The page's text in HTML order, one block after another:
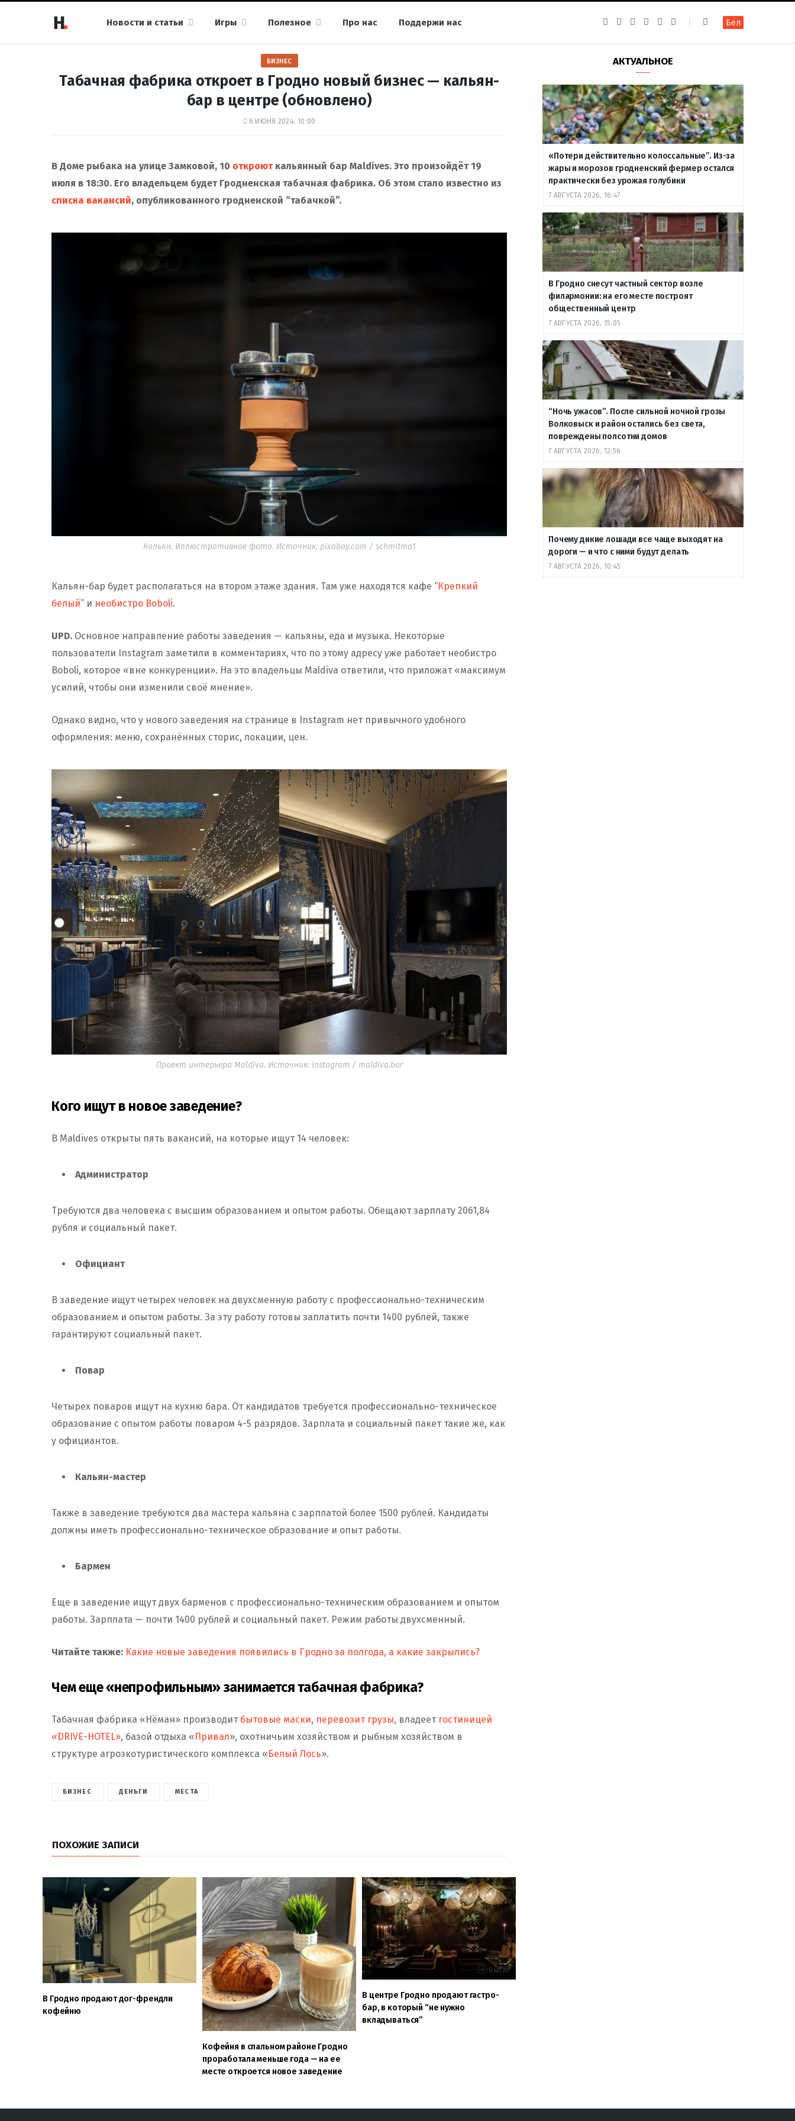
Новости и статьи Игры Полезное Про нас Поддержи нас
k
a
g
a
m
g
r
a
m
u
b
т
е
Бел
БИЗНЕС
Табачная фабрика откроет в Гродно новый бизнес — кальян-
бар в центре (обновлено)
6 ИЮНЯ 2024, 10:00
В Доме рыбака на улице Замковой, 10 откроюткальянный бар Maldives. Это произойдёт 19
июля в 18:30. Его владельцем будет Гродненская табачная фабрика. Об этом стало известно из
списка вакансий, опубликованного гродненской “табачкой”.
Кальян. Иллюстративное фото. Источник: pixabay.com / schmitma1
Кальян-бар будет располагаться на втором этаже здания. Там уже находятся кафе “Крепкий
белый” и необистро Boboli.
UPD. Основное направление работы заведения — кальяны, еда и музыка. Некоторые
пользователи Instagram заметили в комментариях, что по этому адресу уже работает необиcтро
Boboli, которое «вне конкуренции». На это владельцы Maldiva ответили, что приложат «максимум
усилий, чтобы они изменили своё мнение».
Однако видно, что у нового заведения на странице в Instagram нет привычного удобного
оформления: меню, сохранённых сторис, локации, цен.
Проект интерьера Maldiva. Источник: Instagram / maldiva.bar
Кого ищут в новое заведение?
В Maldives открыты пять вакансий, на которые ищут 14 человек:
Администратор
Требуются два человека с высшим образованием и опытом работы. Обещают зарплату 2061,84
рубля и социальный пакет.
Официант
В заведение ищут четырех человек на двухсменную работу с профессионально-техническим
образованием и опытом работы. За эту работу готовы заплатить почти 1400 рублей, также
гарантируют социальный пакет.
Повар
Четырех поваров ищут на кухню бара. От кандидатов требуется профессионально-техническое
образование с опытом работы поваром 4-5 разрядов. Зарплата и социальный пакет такие же, как
у официантов.
Кальян-мастер
Также в заведение требуются два мастера кальяна с зарплатой более 1500 рублей. Кандидаты
должны иметь профессионально-техническое образование и опыт работы.
Бармен
Еще в заведение ищут двух барменов с профессионально-техническим образованием и опытом
работы. Зарплата — почти 1400 рублей и социальный пакет. Режим работы двухсменный.
Читайте также: Какие новые заведения появились в Гродно за полгода, а какие закрылись?
Чем еще «непрофильным» занимается табачная фабрика?
Табачная фабрика «Нёман» производитбытовые маски, перевозит грузы, владеет гостиницей
«DRIVE-HOTEL», базой отдыха «Привал», охотничьим хозяйством и рыбным хозяйством в
структуре агроэкотуристического комплекса «Белый Лось».
БИЗНЕС ДЕНЬГИ МЕСТА
ПОХОЖИЕ ЗАПИСИ
В Гродно продают дог-френдли
кофейню
Кофейня в спальном районе Гродно
проработала меньше года — на ее
месте откроется новое заведение
В центре Гродно продают гастро-
бар, в который “не нужно
вкладываться”
АКТУАЛЬНОЕ
«Потери действительно колоссальные”. Из-за
жары и морозов гродненский фермер остался
практически без урожая голубики
7 АВГУСТА 2026, 16:47
В Гродно снесут частный сектор возле
филармонии: на его месте построят
общественный центр
7 АВГУСТА 2026, 15:05
“Ночь ужасов”. После сильной ночной грозы
Волковыск и район остались без света,
повреждены полсотни домов
7 АВГУСТА 2026, 12:56
Почему дикие лошади все чаще выходят на
дороги — и что с ними будут делать
7 АВГУСТА 2026, 10:45